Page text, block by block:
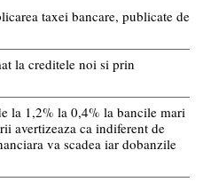
taxei bancare, publicate de
la creditele noi si prin
la 1,2% la 0,4% la bancile mari
avertizeaza ca indiferent de
va scadea iar dobanzile